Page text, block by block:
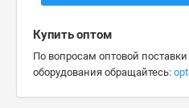
Купить оптом
По вопросам оптовой
оборудования обращайтесь: